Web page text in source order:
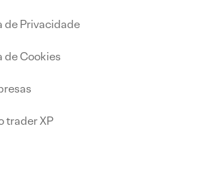
de Privacidade
de Cookies
trader XP